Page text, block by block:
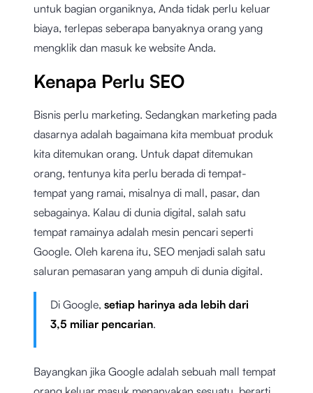
untuk bagian organiknya, Anda tidak perlu keluar
biaya, terlepas seberapa banyaknya orang yang
mengklik dan masuk ke website Anda.
Kenapa Perlu SEO
Bisnis perlu marketing. Sedangkan marketing pada
dasarnya adalah bagaimana kita membuat produk
kita ditemukan orang. Untuk dapat ditemukan
orang, tentunya kita perlu berada di tempat-
tempat yang ramai, misalnya di mall, pasar, dan
sebagainya. Kalau di dunia digital, salah satu
tempat ramainya adalah mesin pencari seperti
Google. Oleh karena itu, SEO menjadi salah satu
saluran pemasaran yang ampuh di dunia digital.
Di Google, setiap harinya ada lebih dari
3,5 miliar pencarian.
Bayangkan jika Google adalah sebuah mall tempat